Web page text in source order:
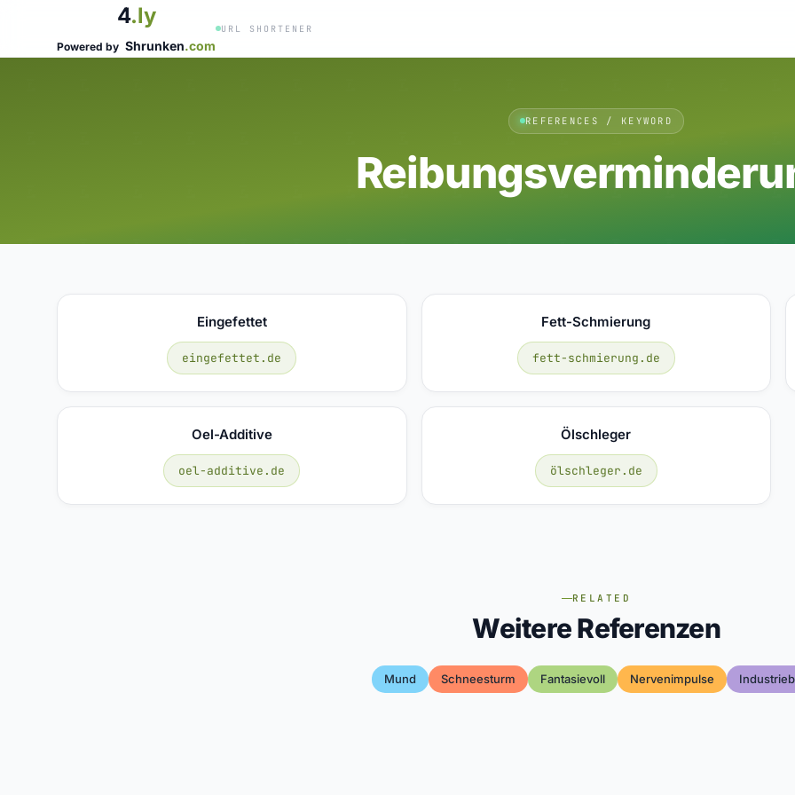
4.ly
Powered by Shrunken.com
URL SHORTENER
REFERENCES / KEYWORD
Eingefettet
eingefettet.de
Fett-Schmierung
fett-schmierung.de
Oel-Additive
oel-additive.de
Ölschleger
ölschleger.de
RELATED
Weitere Referenzen
Mund Schneesturm Fantasievoll Nervenimpulse